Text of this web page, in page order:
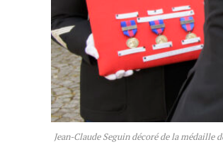
Jean-Claude Seguin décoré de la médaille